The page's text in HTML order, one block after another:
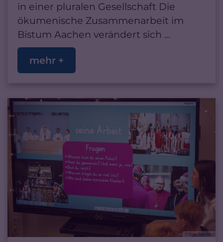
in einer pluralen Gesellschaft Die
ökumenische Zusammenarbeit im
Bistum Aachen verändert sich ...
mehr +
© Ingo Sperber